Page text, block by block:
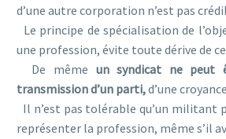
d’une autre corporation n’est pas
Le principe de spécialisation de
une profession, évite toute dérive de
De même un syndicat ne peut
transmission d’un parti,d’une
Il n’est pas tolérable qu’un militant
représenter la profession, même s’il